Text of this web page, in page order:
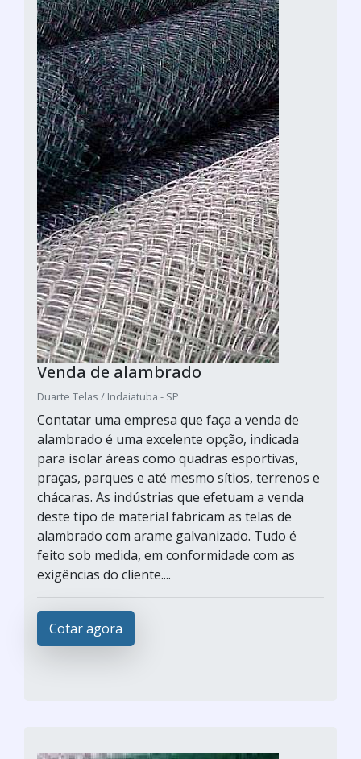
Venda de alambrado
Duarte Telas / Indaiatuba - SP
Contatar uma empresa que faça a venda de
alambrado é uma excelente opção, indicada
para isolar áreas como quadras esportivas,
praças, parques e até mesmo sítios, terrenos e
chácaras. As indústrias que efetuam a venda
deste tipo de material fabricam as telas de
alambrado com arame galvanizado. Tudo é
feito sob medida, em conformidade com as
exigências do cliente....
Cotar agora